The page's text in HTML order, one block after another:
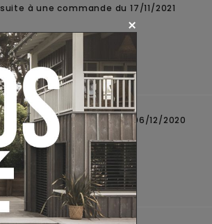
suite à une commande du 17/11/2021
0 Non 0
suite à une commande du 06/12/2020
Non 0